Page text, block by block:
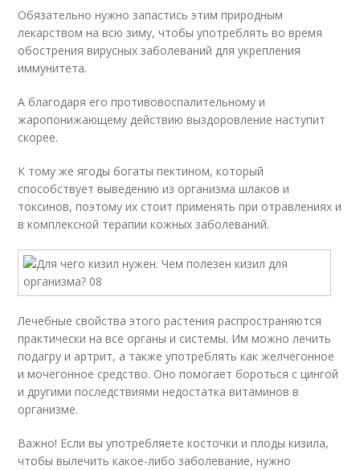
Обязательно нужно запастись этим природным
лекарством на всю зиму, чтобы употреблять во время
обострения вирусных заболеваний для укрепления
иммунитета.
А благодаря его противовоспалительному и
жаропонижающему действию выздоровление наступит
скорее.
К тому же ягоды богаты пектином, который
способствует выведению из организма шлаков и
токсинов, поэтому их стоит применять при отравлениях и
в комплексной терапии кожных заболеваний.
Лечебные свойства этого растения распространяются
практически на все органы и системы. Им можно лечить
подагру и артрит, а также употреблять как желчегонное
и мочегонное средство. Оно помогает бороться с цингой
и другими последствиями недостатка витаминов в
организме.
Важно! Если вы употребляете косточки и плоды кизила,
чтобы вылечить какое-либо заболевание, нужно